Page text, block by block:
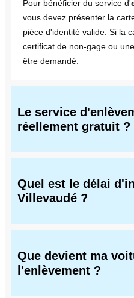
Pour bénéficier du service d'
vous devez présenter la
pièce d'identité valide. Si la
certificat de non-gage ou
être demandé.
Le service
réellement gratuit ?
Quel est le délai
Villevaudé ?
Que devient ma
l'enlèvement ?